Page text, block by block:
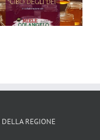
Museale
Montopolese
REGIONE